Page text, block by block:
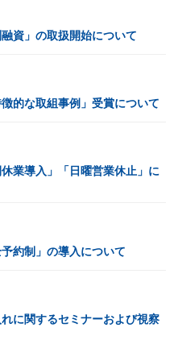
資」の取扱開始について
的な取組事例」受賞について
業導入」「日曜営業休止」に
約制」の導入について
に関するセミナーおよび視察